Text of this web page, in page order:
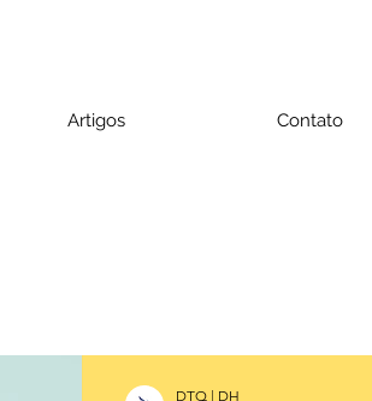
Artigos Contato
DTQ | DH